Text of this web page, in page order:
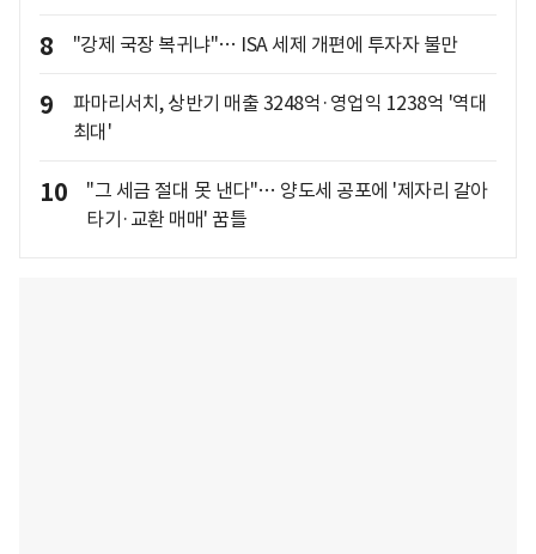
8 "강제 국장 복귀냐"… ISA 세제 개편에 투자자 불만
9
파마리서치, 상반기 매출 3248억·영업익 1238억 '역대
최대'
10
"그 세금 절대 못 낸다"… 양도세 공포에 '제자리 갈아
타기·교환 매매' 꿈틀